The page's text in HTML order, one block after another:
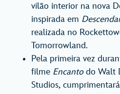
vilão interior na nova
inspirada em
realizada no
Tomorrowland.
Pela primeira vez
filme Encantodo Walt
Studios,